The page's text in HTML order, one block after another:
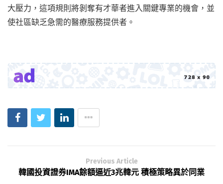
大壓力，這項規則將剝奪有才華者進入關鍵專業的機會，並
使社區缺乏急需的醫療服務提供者。
Previous Article
韓國投資證券IMA餘額逼近3兆韓元 積極策略異於同業